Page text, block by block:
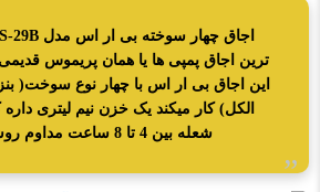
ترین اجاق پمپی ها یا همان پریموس
این اجاق بی ار اس با چهار نوع سوخت(
الکل) کار میکند یک خزن نیم لیتری
شعله بین 4 تا 8 ساعت مداوم روشن میماند.